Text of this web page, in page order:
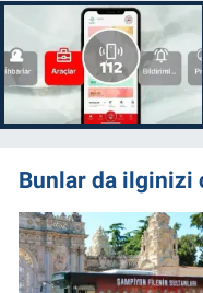
Bunlar da ilginizi